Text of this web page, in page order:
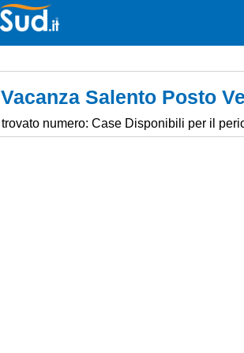
Salento Posto
numero: Case Disponibili per il